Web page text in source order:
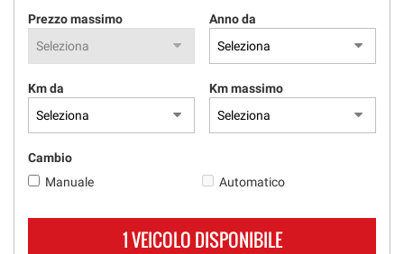
Prezzo massimo Anno da
Km da Km massimo
Cambio
Manuale
Automatico
1 VEICOLO DISPONIBILE